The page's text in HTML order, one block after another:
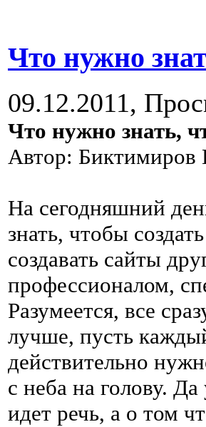
Что нужно
09.12.2011,
Что нужно знать,
Автор: Биктимиров
На сегодняшний
знать, чтобы
создавать сайты
профессионалом,
Разумеется, все
лучше, пусть
действительно
с неба на голову.
идет речь, а о том